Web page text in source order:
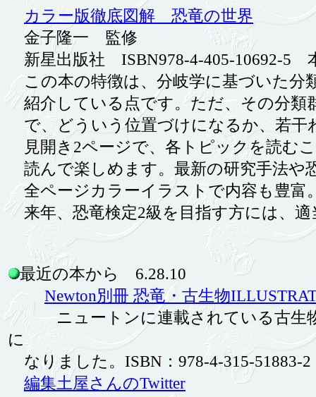
カラー版徹底図解 恐竜の世界
金子隆一 監修
新星出版社 ISBN978-4-405-10692-5
この本の特徴は、分岐学に基づいた分
紹介している点です。ただ、その分類
で、どういう位置づけになるか、若干
見開き2ページで、各トピックを読む
読んで楽しめます。最新の研究手法や
全ページカラーイラストで内容も豊富
来年、恐竜検定2級を目指す方には、適
最近の本から 6.28.10
Newton別冊 恐竜・古生物
ニュートンに連載されている古生物
に
なりました。ISBN：978-4-315-51883-
編集土屋さんのTwitter